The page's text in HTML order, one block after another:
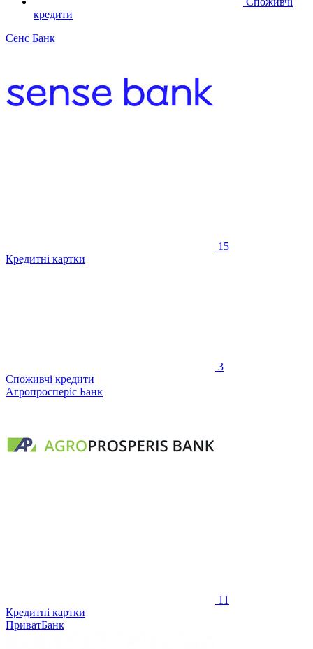
кредити
Сенс Банк
15
Кредитні картки
3
Споживчі кредити
Агропросперіс Банк
11
Кредитні картки
ПриватБанк